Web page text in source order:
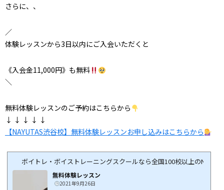
さらに、、
／
体験レッスンから3日以内にご入会いただくと
《入会金11,000円》も無料
＼
無料体験レッスンのご予約はこちらから
↓ ↓ ↓ ↓ ↓
【NAYUTAS渋谷校】無料体験レッスンお申し込みはこちらから
ボイトレ・ボイストレーニングスクールなら全国100校以上の
無料体験レッスン
2021年9月26日